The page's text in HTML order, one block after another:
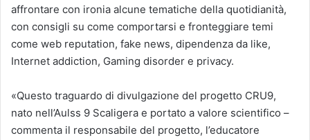
affrontare con ironia alcune tematiche della quotidianità,
con consigli su come comportarsi e fronteggiare temi
come web reputation, fake news, dipendenza da like,
Internet addiction, Gaming disorder e privacy.
«Questo traguardo di divulgazione del progetto CRU9,
nato nell’Aulss 9 Scaligera e portato a valore scientifico –
commenta il responsabile del progetto, l’educatore